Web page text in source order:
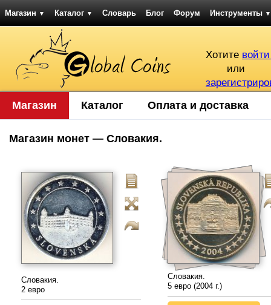
Магазин ▼ Каталог ▼ Словарь Блог Форум Инструменты ▼
Хотите
или
Магазин Каталог Оплата и доставка
Магазин монет — Словакия.
Словакия.
2 евро
Словакия.
5 евро (2004 г.)